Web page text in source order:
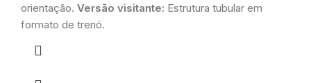
orientação. Versão visitante: Estrutura tubular em
formato de trenó.